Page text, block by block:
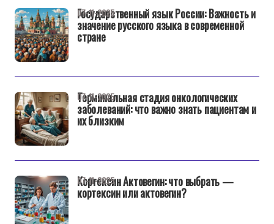
Государственный язык России: Важность и
значение русского языка в современной
стране
07-11-2025
Терминальная стадия онкологических
заболеваний: что важно знать пациентам и
их близким
07-11-2025
Кортексин Актовегин: что выбрать —
кортексин или актовегин?
07-11-2025